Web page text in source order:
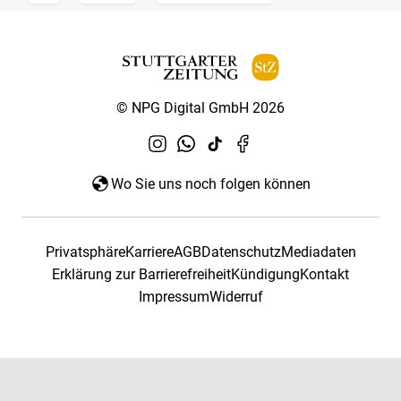
© NPG Digital GmbH 2026
Wo Sie uns noch folgen können
PrivatsphäreKarriereAGBDatenschutzMediadaten
Erklärung zur BarrierefreiheitKündigungKontakt
ImpressumWiderruf